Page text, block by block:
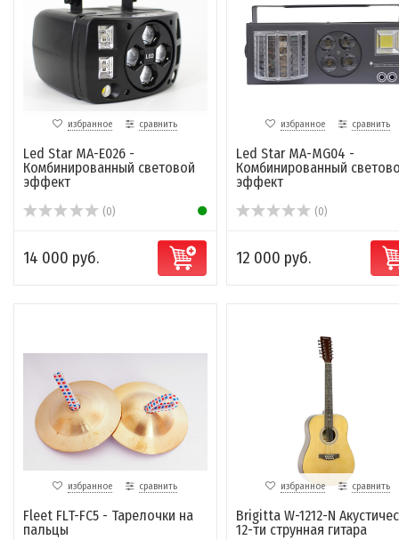
избранное сравнить
Led Star MA-E026 -
Комбинированный световой
эффект
(0)
14 000 руб.
избранное сравнить
Led Star MA-MG04 -
Комбинированный
эффект
(0)
12 000 руб.
избранное сравнить
Fleet FLT-FC5 - Тарелочки на
пальцы
избранное сравнить
Brigitta W-1212-N
12-ти струнная гитара